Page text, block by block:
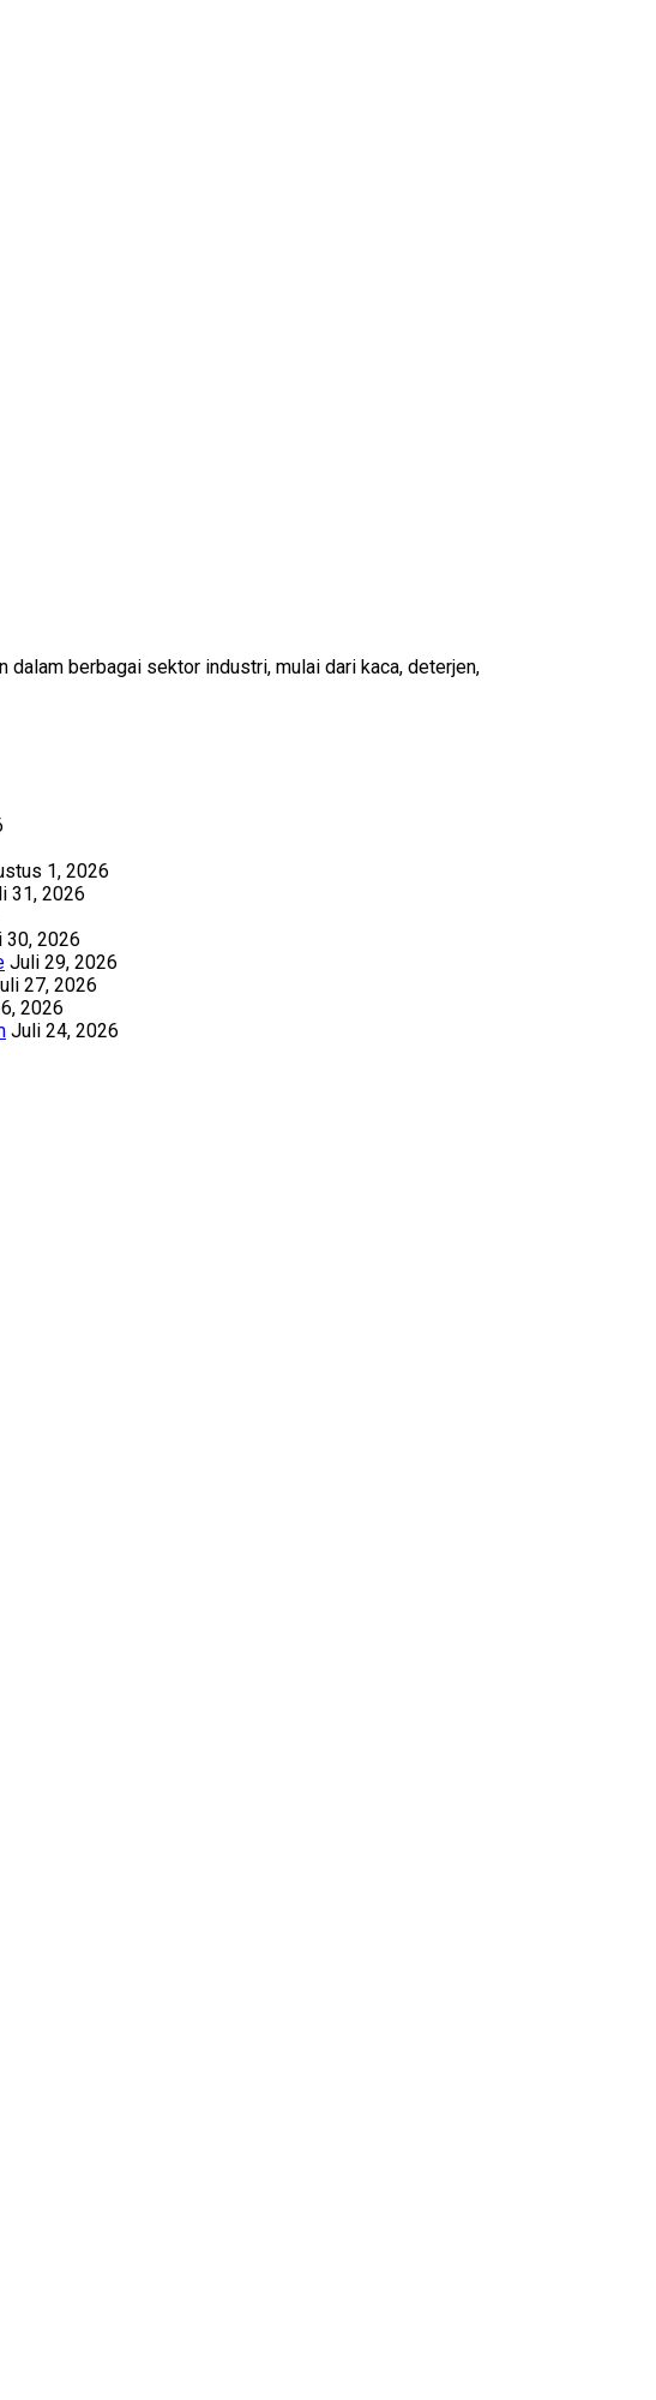
dalam berbagai sektor industri, mulai dari kaca, deterjen,
1, 2026
31, 2026
30, 2026
Juli 29, 2026
27, 2026
2026
Juli 24, 2026